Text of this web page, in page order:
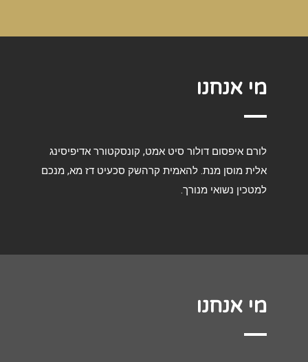
מי אנחנו
לורם איפסום דולור סיט אמט, קונסקטורר אדיפיסינג
אלית מוסן מנת. להאמית קרהשק סכעיט דז מא, מנכם
למטכין נשואי מנורך.
מי אנחנו